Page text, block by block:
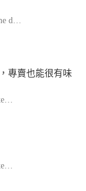
d…
專賣也能很有味